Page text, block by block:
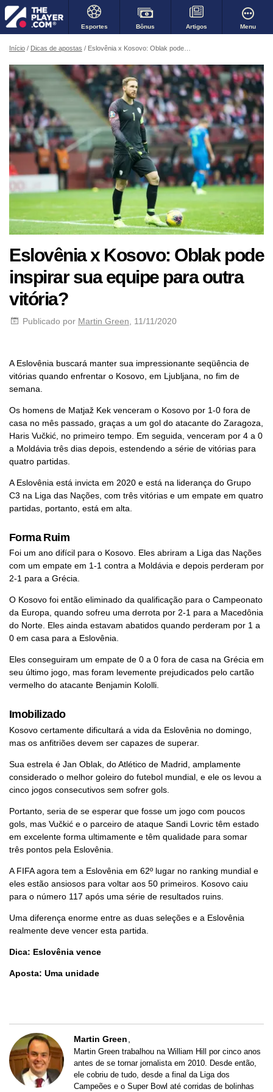
Esportes Bônus Artigos Menu
Início Dicas de apostas Eslovênia x Kosovo: Oblak pode inspirar sua equipe para outra vitória?
Eslovênia x Kosovo: Oblak pode
inspirar sua equipe para outra
vitória?
Publicado por Martin Green , 11/11/2020
A Eslovênia buscará manter sua impressionante seqüência de
vitórias quando enfrentar o Kosovo, em Ljubljana, no fim de
semana.
Os homens de Matjaž Kek venceram o Kosovo por 1-0 fora de
casa no mês passado, graças a um gol do atacante do Zaragoza,
Haris Vučkić, no primeiro tempo. Em seguida, venceram por 4 a 0
a Moldávia três dias depois, estendendo a série de vitórias para
quatro partidas.
A Eslovênia está invicta em 2020 e está na liderança do Grupo
C3 na Liga das Nações, com três vitórias e um empate em quatro
partidas, portanto, está em alta.
Forma Ruim
Foi um ano difícil para o Kosovo. Eles abriram a Liga das Nações
com um empate em 1-1 contra a Moldávia e depois perderam por
2-1 para a Grécia.
O Kosovo foi então eliminado da qualificação para o Campeonato
da Europa, quando sofreu uma derrota por 2-1 para a Macedônia
do Norte. Eles ainda estavam abatidos quando perderam por 1 a
0 em casa para a Eslovênia.
Eles conseguiram um empate de 0 a 0 fora de casa na Grécia em
seu último jogo, mas foram levemente prejudicados pelo cartão
vermelho do atacante Benjamin Kololli.
Imobilizado
Kosovo certamente dificultará a vida da Eslovênia no domingo,
mas os anfitriões devem ser capazes de superar.
Sua estrela é Jan Oblak, do Atlético de Madrid, amplamente
considerado o melhor goleiro do futebol mundial, e ele os levou a
cinco jogos consecutivos sem sofrer gols.
Portanto, seria de se esperar que fosse um jogo com poucos
gols, mas Vučkić e o parceiro de ataque Sandi Lovric têm estado
em excelente forma ultimamente e têm qualidade para somar
três pontos pela Eslovênia.
A FIFA agora tem a Eslovênia em 62º lugar no ranking mundial e
eles estão ansiosos para voltar aos 50 primeiros. Kosovo caiu
para o número 117 após uma série de resultados ruins.
Uma diferença enorme entre as duas seleções e a Eslovênia
realmente deve vencer esta partida.
Dica: Eslovênia vence
Aposta: Uma unidade
Martin Green
Martin Green trabalhou na William Hill por cinco anos
antes de se tornar jornalista em 2010. Desde então,
ele cobriu de tudo, desde a final da Liga dos
Campeões e o Super Bowl até corridas de bolinhas